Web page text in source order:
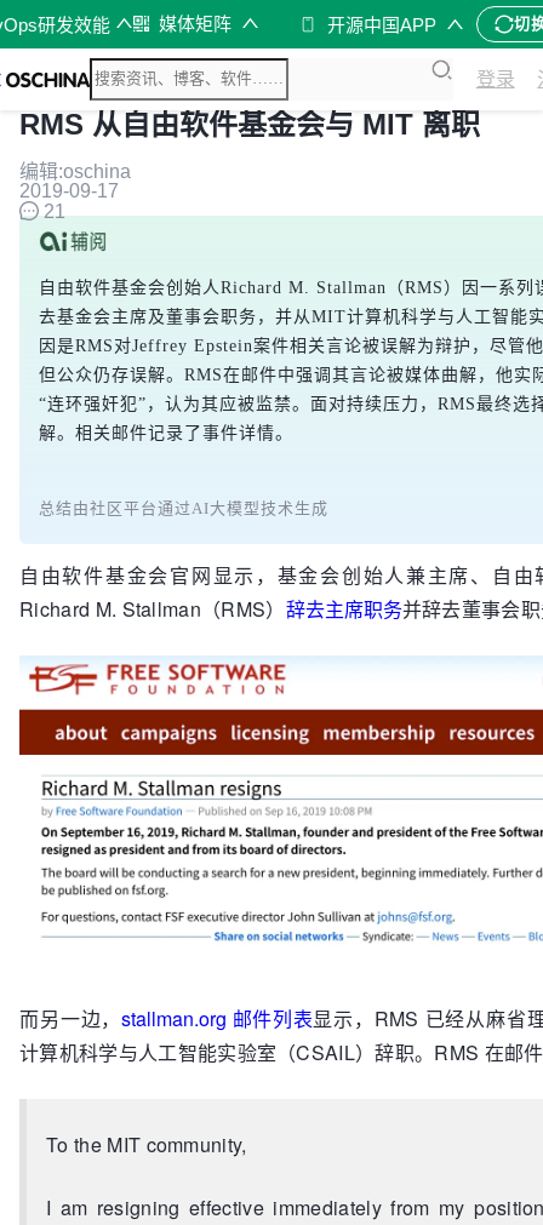
研发效能 媒体矩阵 开源中国APP 切
登录
RMS 从自由软件基金会与 MIT 离职
编辑:oschina
2019-09-17
21
自由软件基金会创始人Richard M. Stallman（RMS）因一系列
去基金会主席及董事会职务，并从MIT计算机科学与人工智能
因是RMS对Jeffrey Epstein案件相关言论被误解为辩护，尽管
但公众仍存误解。RMS在邮件中强调其言论被媒体曲解，他实
“连环强奸犯”，认为其应被监禁。面对持续压力，RMS最终选
解。相关邮件记录了事件详情。
总结由社区平台通过AI大模型技术生成
自由软件基金会官网显示，基金会创始人兼主席、自由
Richard M. Stallman（RMS） 辞去主席职务并辞去董事会
而另一边，stallman.org 邮件列表显示，RMS 已经从麻省
计算机科学与人工智能实验室（CSAIL）辞职。RMS 在邮
To the MIT community,
I am resigning effective immediately from my